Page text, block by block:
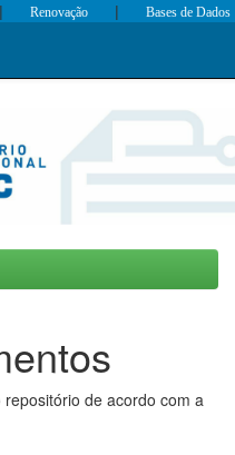
| Renovação | Bases de Dados
de acordo com a